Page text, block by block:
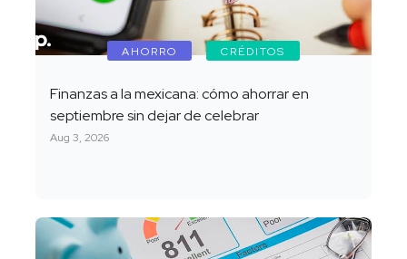
AHORRO CRÉDITOS
Finanzas a la mexicana: cómo ahorrar en
septiembre sin dejar de celebrar
Aug 3, 2026